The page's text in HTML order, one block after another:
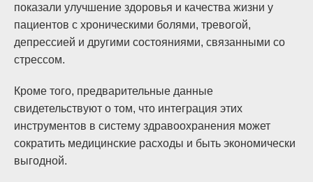
показали улучшение здоровья и качества жизни у
пациентов с хроническими болями, тревогой,
депрессией и другими состояниями, связанными со
стрессом.
Кроме того, предварительные данные
свидетельствуют о том, что интеграция этих
инструментов в систему здравоохранения может
сократить медицинские расходы и быть экономически
выгодной.